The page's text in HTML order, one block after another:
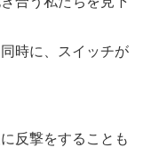
時に、スイッチが
反撃をすることも